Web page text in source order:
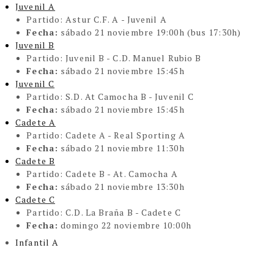
Juvenil A
Partido:Astur C.F. A - Juvenil A
Fecha: sábado 21 noviembre 19:00h (bus 17:30h)
Juvenil B
Partido:Juvenil B - C.D. Manuel Rubio B
Fecha: sábado 21 noviembre 15:45h
Juvenil C
Partido:S.D. At Camocha B - Juvenil C
Fecha: sábado 21 noviembre 15:45h
Cadete A
Partido:Cadete A - Real Sporting A
Fecha: sábado 21 noviembre 11:30h
Cadete B
Partido:Cadete B - At. Camocha A
Fecha: sábado 21 noviembre 13:30h
Cadete C
Partido:C.D. La Braña B - Cadete C
Fecha: domingo 22 noviembre 10:00h
Infantil A